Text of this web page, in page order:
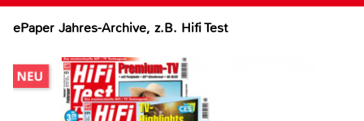
ePaper Jahres-Archive, z.B. Hifi Test